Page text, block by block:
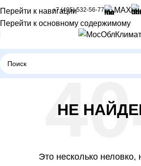
Перейти к навигации
Перейти к основному содержимому
+7 (495) 532-56-77 MAX
НЕ
Это несколько неловко,